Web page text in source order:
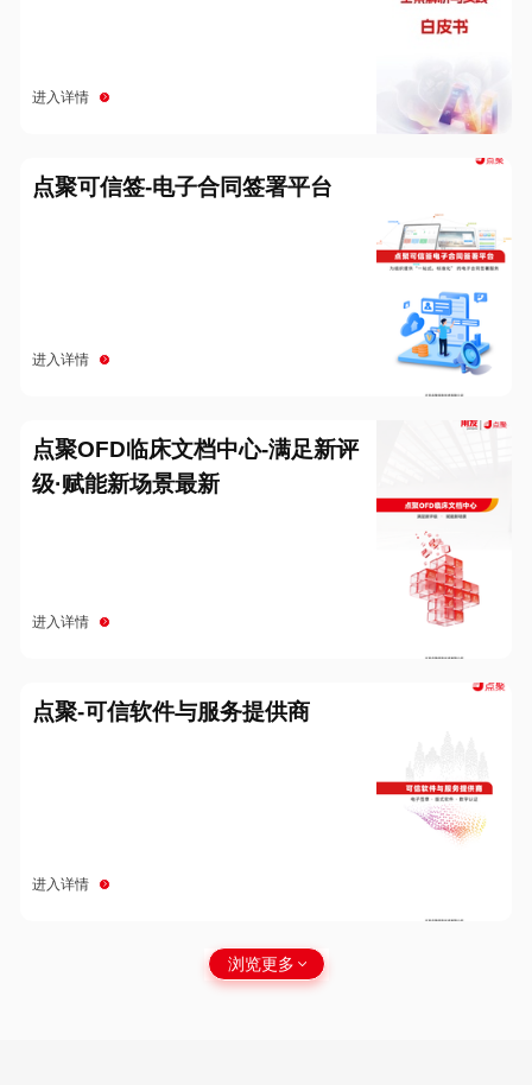
进入详情
点聚可信签-电子合同签署平台
进入详情
点聚OFD临床文档中心-满足新评
级·赋能新场景最新
进入详情
点聚-可信软件与服务提供商
进入详情
浏览更多